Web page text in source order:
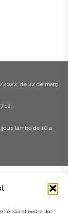
al nostre lloc
2022, de 22 de març
12.
també de 10 a